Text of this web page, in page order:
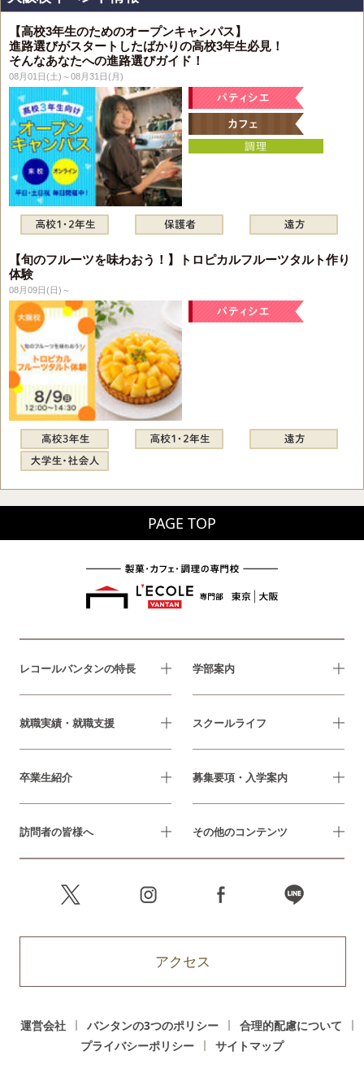
【高校3年生のためのオープンキャンパス】
進路選びがスタートしたばかりの高校3年生必見！
そんなあなたへの進路選びガイド！
08月01日(土)～08月31日(月)
【旬のフルーツを味わおう！】トロピカルフルーツタルト作り
体験
08月09日(日)～
PAGE TOP
レコールバンタンの特長 学部案内
就職実績・就職支援 スクールライフ
卒業生紹介 募集要項・入学案内
訪問者の皆様へ その他のコンテンツ
アクセス
運営会社 バンタンの3つのポリシー
合理的配慮について
プライバシーポリシー
サイトマップ